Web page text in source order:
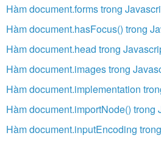
Hàm document.forms trong
Hàm document.hasFocus() trong
Hàm document.head trong
Hàm document.images trong
Hàm document.implementation
Hàm document.importNode() trong
Hàm document.inputEncoding